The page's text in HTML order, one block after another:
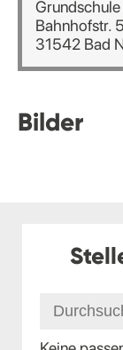
Bahnhofstr.
31542 Bad
Bilder